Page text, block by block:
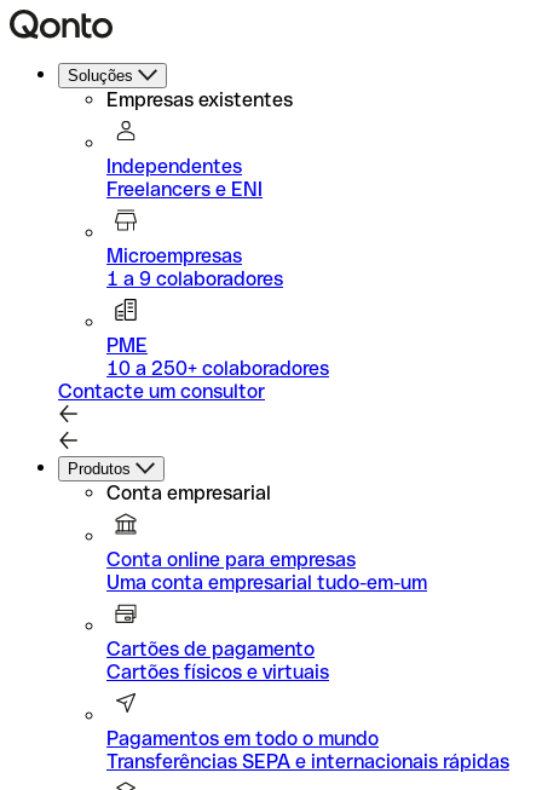
Soluções
Empresas existentes
Independentes
Freelancers e ENI
Microempresas
1 a 9 colaboradores
PME
10 a 250+ colaboradores
Contacte um consultor
Produtos
Conta empresarial
Conta online para empresas
Uma conta empresarial tudo-em-um
Cartões de pagamento
Cartões físicos e virtuais
Pagamentos em todo o mundo
Transferências SEPA e internacionais rápidas